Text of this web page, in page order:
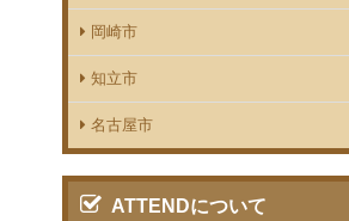
岡崎市
知立市
名古屋市
ATTENDについて